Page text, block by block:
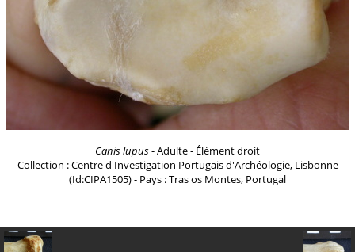
Canis lupus- Adulte - Élément droit
Collection : Centre d'Investigation Portugais d'Archéologie, Lisbonne
(Id:CIPA1505) - Pays : Tras os Montes, Portugal